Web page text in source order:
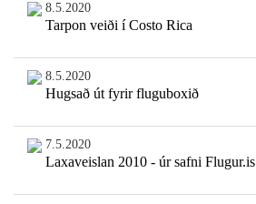
8.5.2020
Tarpon veiði í Costo Rica
8.5.2020
Hugsað út fyrir fluguboxið
7.5.2020
Laxaveislan 2010 - úr safni Flugur.is